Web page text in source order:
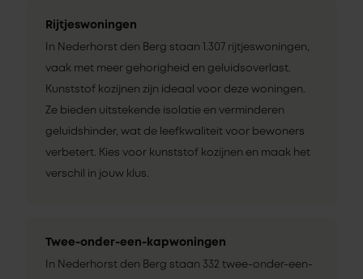
Rijtjeswoningen
In Nederhorst den Berg staan 1.307 rijtjeswoningen,
vaak met meer gehorigheid en geluidsoverlast.
Kunststof kozijnen zijn ideaal voor deze woningen.
Ze bieden uitstekende isolatie en verminderen
geluidshinder, wat de leefkwaliteit voor bewoners
verbetert. Kies voor kunststof kozijnen en maak het
verschil in jouw klus.
Twee-onder-een-kapwoningen
In Nederhorst den Berg staan 332 twee-onder-een-